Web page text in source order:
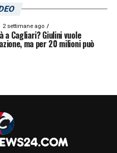
2 settimane ago
Cagliari? Giulini vuole
ma per 20 milioni può